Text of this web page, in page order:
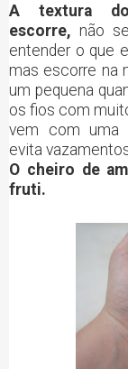
A textura
escorre, não
entender o que
mas escorre na
um pequena
os fios com
vem com uma
evita
O cheiro de
fruti.